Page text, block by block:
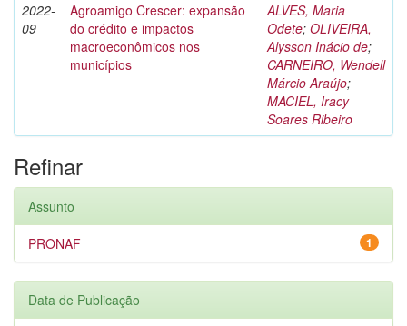
2022-
09
Agroamigo Crescer: expansão
do crédito e impactos
macroeconômicos nos
municípios
ALVES, Maria
Odete; OLIVEIRA,
Alysson Inácio de;
CARNEIRO, Wendell
Márcio Araújo;
MACIEL, Iracy
Soares Ribeiro
Refinar
Assunto
1
PRONAF
Data de Publicação